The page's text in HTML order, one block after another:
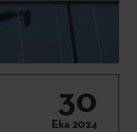
30
Eka 2024